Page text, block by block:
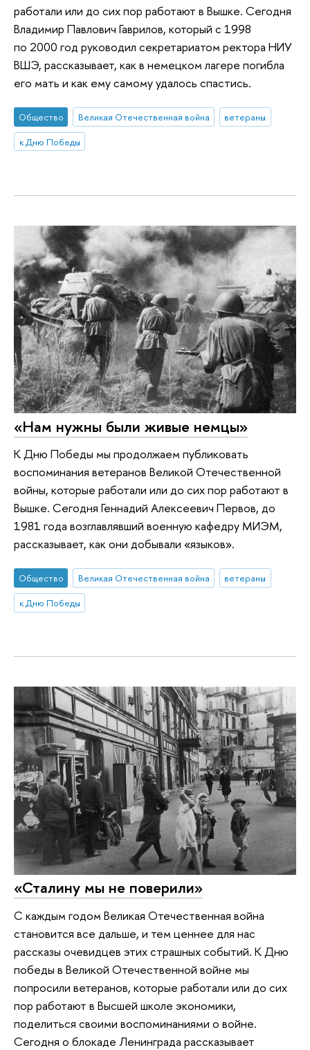
работали или до сих пор работают в Вышке. Сегодня
Владимир Павлович Гаврилов, который с 1998
по 2000 год руководил секретариатом ректора НИУ
ВШЭ, рассказывает, как в немецком лагере погибла
его мать и как ему самому удалось спастись.
Общество Великая Отечественная война
ветераны
к Дню Победы
«Нам нужны были живые немцы»
К Дню Победы мы продолжаем публиковать
воспоминания ветеранов Великой Отечественной
войны, которые работали или до сих пор работают в
Вышке. Сегодня Геннадий Алексеевич Первов, до
1981 года возглавлявший военную кафедру МИЭМ,
рассказывает, как они добывали «языков».
Общество Великая Отечественная война
ветераны
к Дню Победы
«Сталину мы не поверили»
С каждым годом Великая Отечественная война
становится все дальше, и тем ценнее для нас
рассказы очевидцев этих страшных событий. К Дню
победы в Великой Отечественной войне мы
попросили ветеранов, которые работали или до сих
пор работают в Высшей школе экономики,
поделиться своими воспоминаниями о войне.
Сегодня о блокаде Ленинграда рассказывает